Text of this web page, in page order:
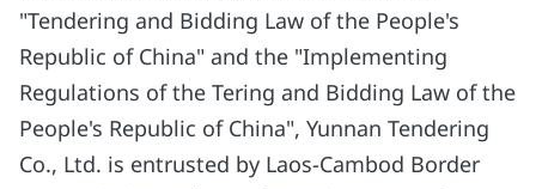
"Tendering and Bidding Law of the People's
Republic of China" and the "Implementing
Regulations of the Tering and Bidding Law of the
People's Republic of China", Yunnan Tendering
Co., Ltd. is entrusted by Laos-Cambod Border